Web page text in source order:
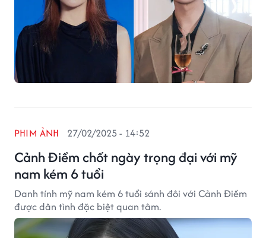
Cảnh Điềm chốt ngày trọng đại với mỹ
nam kém 6 tuổi
PHIM ẢNH 27/02/2025 - 14:52
Danh tính mỹ nam kém 6 tuổi sánh đôi với Cảnh Điềm
được dân tình đặc biệt quan tâm.